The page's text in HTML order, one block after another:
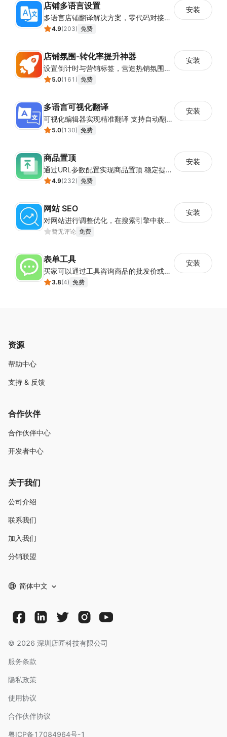
店铺多语言设置
多语言店铺翻译解决方案，零代码对接全球消费者
4.9(203) 免费
安装
店铺氛围-转化率提升神器
设置倒计时与营销标签，营造热销氛围强化购买意愿，提升下单转化率
5.0(161 ) 免费
安装
多语言可视化翻译
可视化编辑器实现精准翻译 支持自动翻译与人工校对
5.0(130) 免费
安装
商品置顶
通过URL参数配置实现商品置顶 稳定提升目标商品曝光
4.9(232) 免费
安装
网站 SEO
对网站进行调整优化，在搜索引擎中获得更多的展现量
暂无评论 免费
安装
表单工具
买家可以通过工具咨询商品的批发价或合作事宜
3.8(4) 免费
安装
资源
帮助中心
支持 & 反馈
合作伙伴
合作伙伴中心
开发者中心
关于我们
公司介绍
联系我们
加入我们
分销联盟
简体中文
© 2026 深圳店匠科技有限公司
服务条款
隐私政策
使用协议
合作伙伴协议
粤ICP备17084964号-1